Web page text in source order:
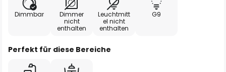
Dimmbar
Dimmer
nicht
enthalten
Leuchtmitt
el nicht
enthalten
G9
Perfekt für diese Bereiche